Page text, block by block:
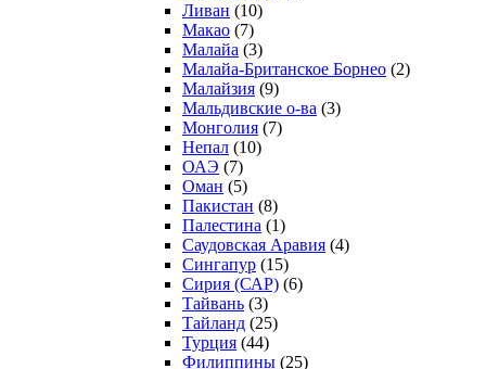
Ливан (10)
Макао (7)
Малайа (3)
Малайа-Британское Борнео (2)
Малайзия (9)
Мальдивские о-ва (3)
Монголия (7)
Непал (10)
ОАЭ (7)
Оман (5)
Пакистан (8)
Палестина (1)
Саудовская Аравия (4)
Сингапур (15)
Сирия (САР) (6)
Тайвань (3)
Тайланд (25)
Турция (44)
Филиппины (25)